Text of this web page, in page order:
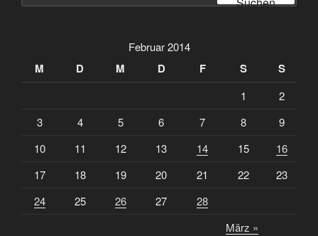
Februar 2014
M D M D F S S
1
2
3
4 5 6 7 8
9
10
11 12 13 14 15
16
17
18 19 20 21 22
23
24
25 26 27
28
März »